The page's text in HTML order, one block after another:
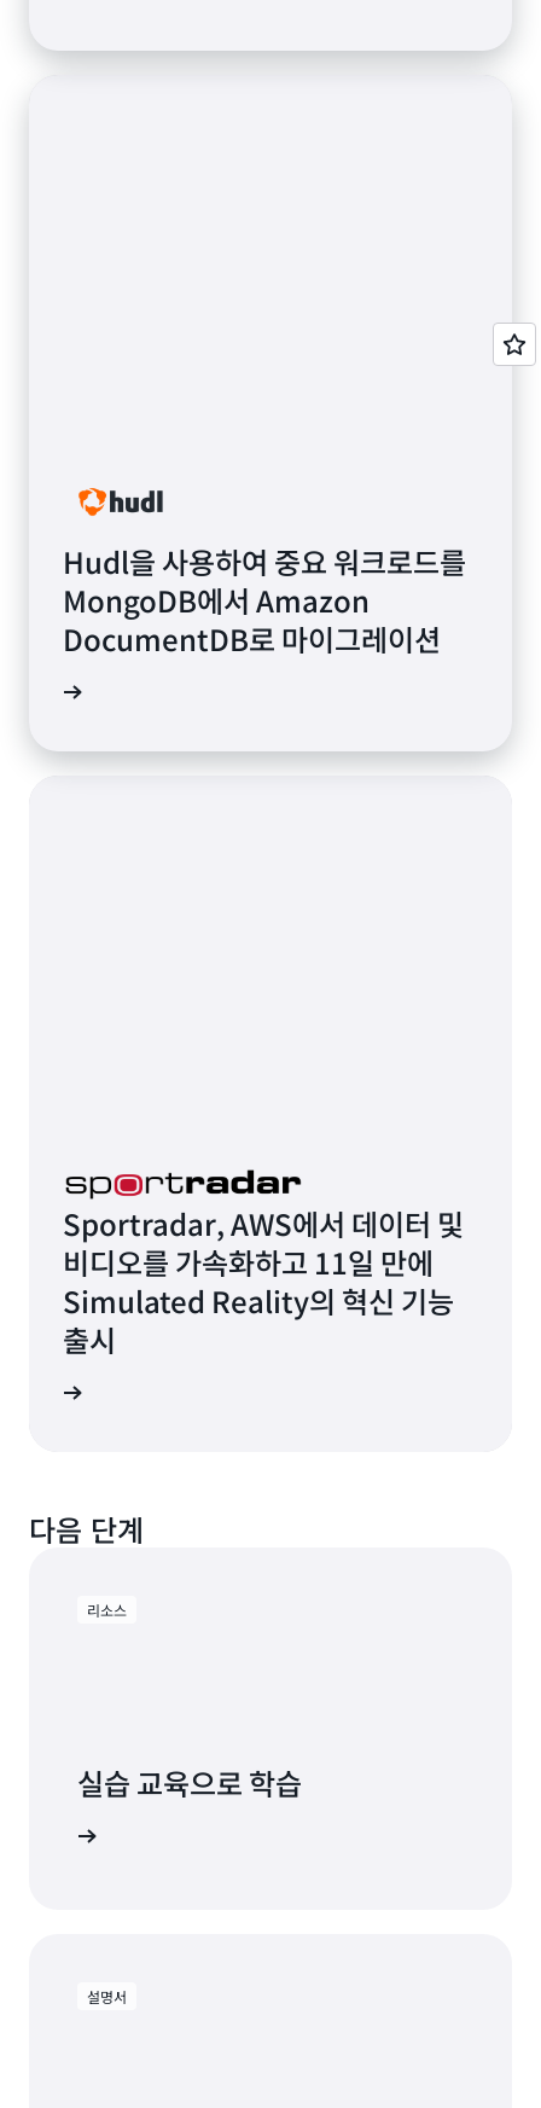
Hudl을 사용하여 중요 워크로드를
MongoDB에서 Amazon
DocumentDB로 마이그레이션
Sportradar, AWS에서 데이터 및
비디오를 가속화하고 11일 만에
Simulated Reality의 혁신 기능
출시
다음 단계
리소스
실습 교육으로 학습
설명서